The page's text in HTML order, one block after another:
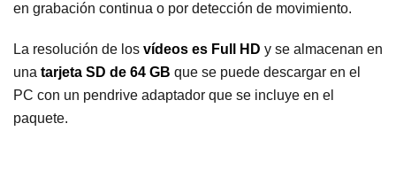
en grabación continua o por detección de movimiento.
La resolución de los vídeos es Full HD y se almacenan en
una tarjeta SD de 64 GB que se puede descargar en el
PC con un pendrive adaptador que se incluye en el
paquete.